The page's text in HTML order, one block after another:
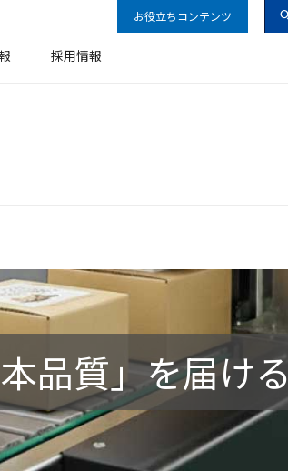
お役立ちコンテンツ
採用情報
品質」を届ける